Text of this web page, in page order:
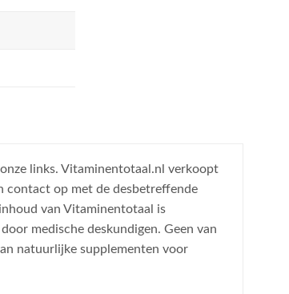
links. Vitaminentotaal.nl verkoopt
contact op met de desbetreffende
van Vitaminentotaal is
medische deskundigen. Geen van
natuurlijke supplementen voor